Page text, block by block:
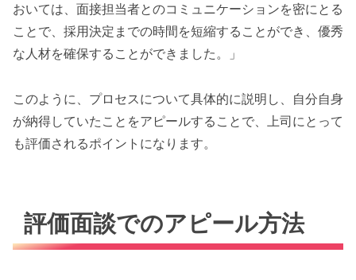
おいては、面接担当者とのコミュニケーションを密にとる
ことで、採用決定までの時間を短縮することができ、優秀
な人材を確保することができました。」
このように、プロセスについて具体的に説明し、自分自身
が納得していたことをアピールすることで、上司にとって
も評価されるポイントになります。
評価面談でのアピール方法